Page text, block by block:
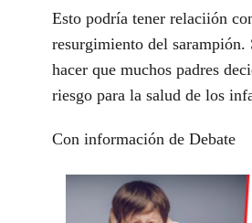
Esto podría tener relaciión
resurgimiento del sarampión.
hacer que muchos padres
riesgo para la salud de los
Con información de Debate